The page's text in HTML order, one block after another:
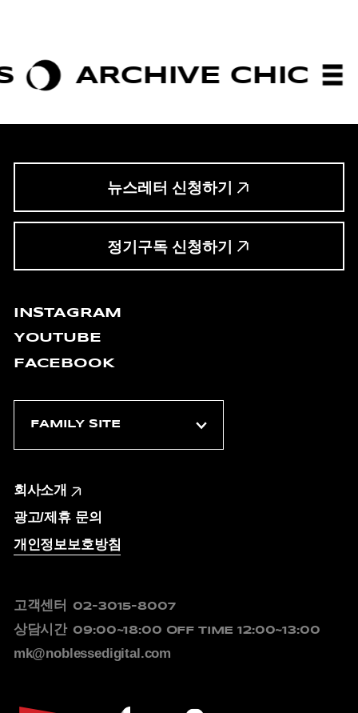
CHIC
뉴스레터 신청하기
정기구독 신청하기
INSTAGRAM
YOUTUBE
FACEBOOK
회사소개
광고/제휴 문의
개인정보보호방침
고객센터 02-3015-8007
상담시간 09:00~18:00 OFF TIME 12:00~13:00
mk@noblessedigital.com